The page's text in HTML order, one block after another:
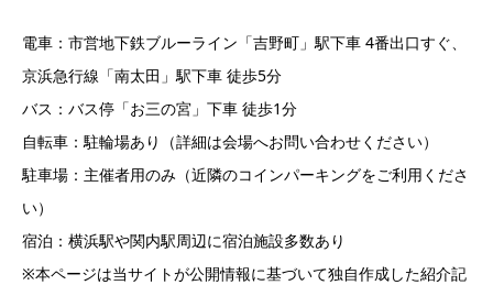
電車：市営地下鉄ブルーライン「吉野町」駅下車 4番出口すぐ、
京浜急行線「南太田」駅下車 徒歩5分
バス：バス停「お三の宮」下車 徒歩1分
自転車：駐輪場あり（詳細は会場へお問い合わせください）
駐車場：主催者用のみ（近隣のコインパーキングをご利用くださ
い）
宿泊：横浜駅や関内駅周辺に宿泊施設多数あり
※本ページは当サイトが公開情報に基づいて独自作成した紹介記